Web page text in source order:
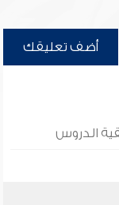
أضف تعليقك
الدروس